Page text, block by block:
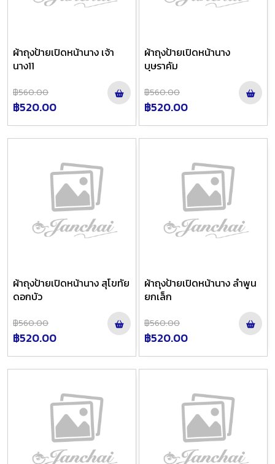
ผ้าถุงป้ายเปิดหน้านาง เจ้า
นาง11
฿560.00
฿520.00
ผ้าถุงป้ายเปิดหน้านาง
บุษราคัม
฿560.00
฿520.00
ผ้าถุงป้ายเปิดหน้านาง สุโขทัย
ดอกบัว
฿560.00
฿520.00
ผ้าถุงป้ายเปิดหน้านาง ลำพูน
ยกเล็ก
฿560.00
฿520.00